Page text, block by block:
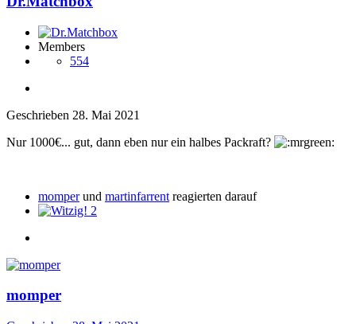
Members
554
Geschrieben 28. Mai 2021
Nur 1000€... gut, dann eben nur ein halbes Packraft?
momperund martinfarrent reagierten darauf
2
momper